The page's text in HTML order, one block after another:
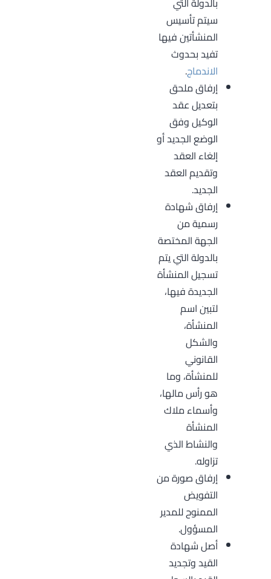
سيتم تأسيس
المنشأتين فيها
تفيد بحدوث
الاندماج.
إرفاق ملحق
بتعديل عقد
الوكيل وفق
الوضع الجديد أو
إلغاء العقد
وتقديم العقد
الجديد.
إرفاق شهادة
رسمية من
الجهة المختصة
بالدولة التي يتم
تسجيل المنشأة
الجديدة فيها،
لتبين اسم
المنشأة،
والشكل
القانوني
للمنشأة، وما
هو رأس مالها،
وأسماء ملاك
المنشأة
والنشاط الذي
تزاوله.
إرفاق صورة من
التفويض
الممنوح للمدير
المسؤول.
أصل شهادة
القيد وتجديد